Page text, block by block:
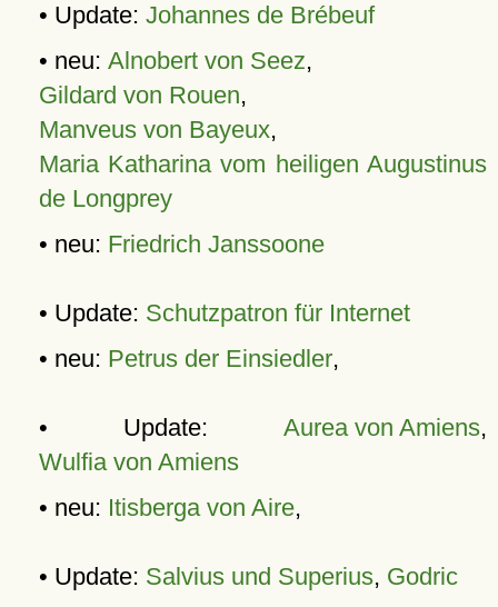
• Update: Johannes de Brébeuf
• neu: Alnobert von Seez,
Gildard von Rouen,
Manveus von Bayeux,
Maria Katharina vom heiligen Augustinus
de Longprey
• neu: Friedrich Janssoone
• Update: Schutzpatron für Internet
• neu: Petrus der Einsiedler,
• Update: Aurea von Amiens,
Wulfia von Amiens
• neu: Itisberga von Aire,
• Update: Salvius und Superius, Godric